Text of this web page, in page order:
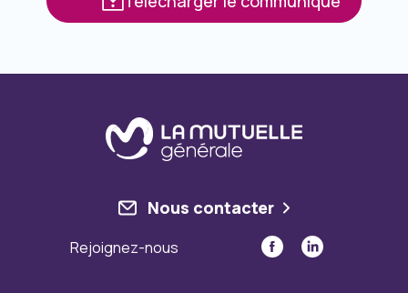
Nous contacter
Rejoignez-nous